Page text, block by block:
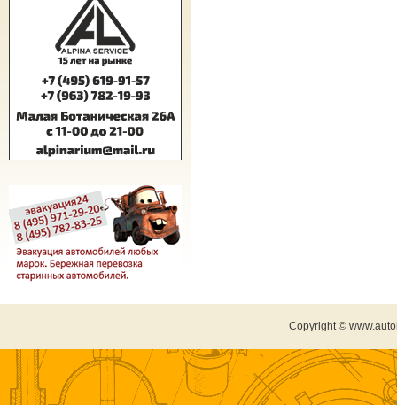
Copyright ©